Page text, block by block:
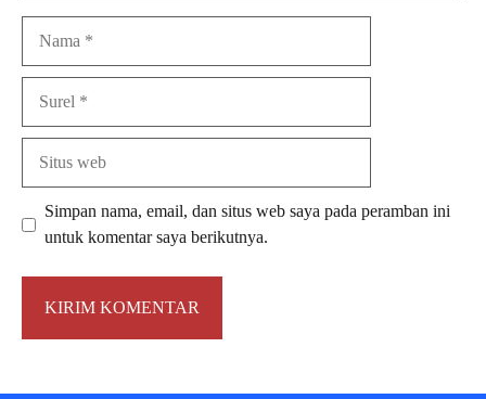
Simpan nama, email, dan situs web saya pada peramban ini
untuk komentar saya berikutnya.